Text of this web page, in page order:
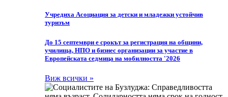
Учредиха Асоциация за детски и младежки устойчив
туризъм
До 15 септември е срокът за регистрация на общини,
училища, НПО и бизнес организации за участие в
Европейската седмица на мобилността '2026
Виж всички »